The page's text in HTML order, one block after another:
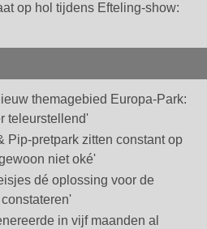
op hol tijdens Efteling-show:
themagebied Europa-Park:
teleurstellend'
Pip-pretpark zitten constant op
niet oké'
dé oplossing voor de
in vijf maanden al